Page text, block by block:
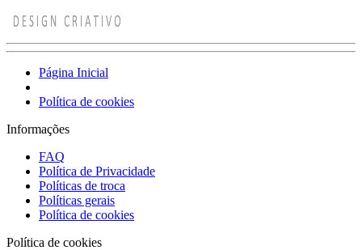
Página Inicial
Política de cookies
Informações
FAQ
Política de Privacidade
Políticas de troca
Políticas gerais
Política de cookies
Política de cookies